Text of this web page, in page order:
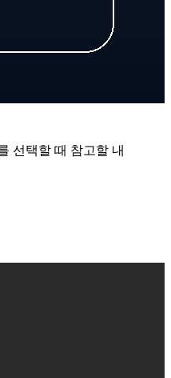
선택할 때 참고할 내